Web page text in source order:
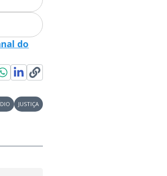
do
JUSTIÇA